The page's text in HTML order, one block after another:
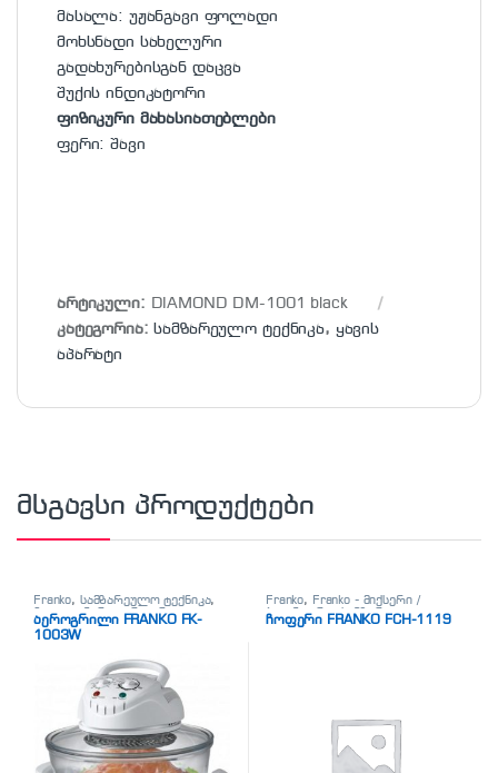
მასალა: უჟანგავი ფოლადი
მოხსნადი სახელური
გადახურებისგან დაცვა
შუქის ინდიკატორი
ფიზიკური მახასიათებლები
ფერი: შავი
არტიკული: DIAMOND DM-1001 black
კატეგორია:სამზარეულო ტექნიკა, ყავის
აპარატი
მსგავსი პროდუქტები
Franko, სამზარეულო ტექნიკა,
ჰალოგენური აეროგრილი
აეროგრილი FRANKO FK-
1003W
Franko, Franko - მიქსერი /
ბლენდერი,სამზარეულო
ტექნიკა
ჩოფერი FRANKO FCH-1119